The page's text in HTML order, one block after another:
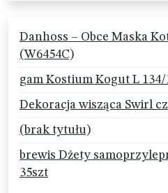
Danhoss – Obce Maska
(W6454C)
gam Kostium Kogut L 134/
Dekoracja wisząca Swirl
(brak tytułu)
brewis Dżety
35szt